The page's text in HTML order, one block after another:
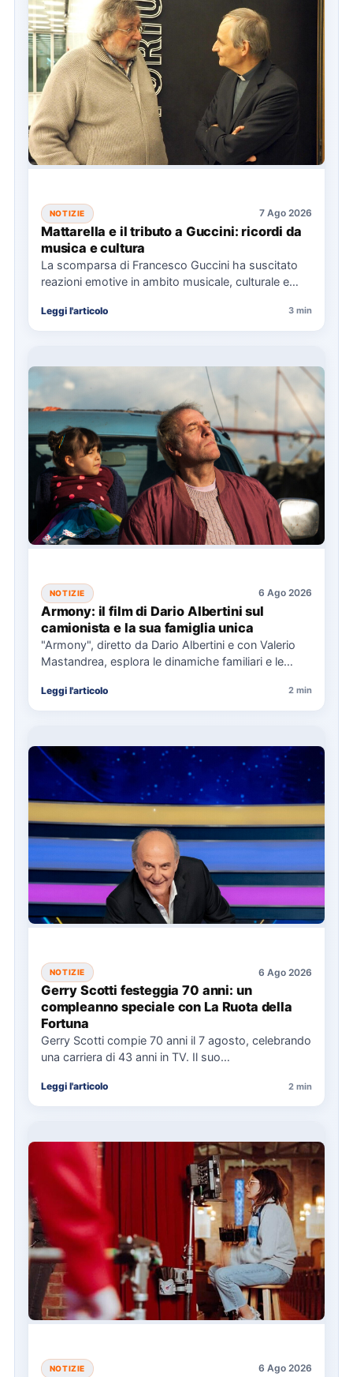
NOTIZIE 7 Ago 2026
Mattarella e il tributo a Guccini: ricordi da
musica e cultura
La scomparsa di Francesco Guccini ha suscitato
reazioni emotive in ambito musicale, culturale e
Leggi l'articolo 3 min
NOTIZIE 6 Ago 2026
Armony: il film di Dario Albertini sul
camionista e la sua famiglia unica
"Armony", diretto da Dario Albertini e con Valerio
Mastandrea, esplora le dinamiche familiari e le
Leggi l'articolo 2 min
NOTIZIE 6 Ago 2026
Gerry Scotti festeggia 70 anni: un
compleanno speciale con La Ruota della
Fortuna
Gerry Scotti compie 70 anni il 7 agosto, celebrando
una carriera di 43 anni in TV. Il suo…
Leggi l'articolo 2 min
NOTIZIE 6 Ago 2026